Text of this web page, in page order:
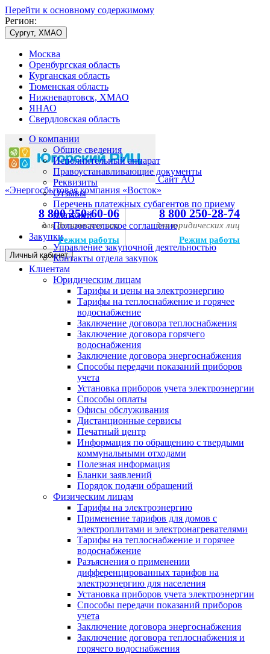
Перейти к основному содержимому
Регион:
Сургут, ХМАО
Москва
Оренбургская область
Курганская область
Тюменская область
Нижневартовск, ХМАО
ЯНАО
Свердловская область
Сайт АО
«Энергосбытовая компания «Восток»
8 800 250-60-06
для физических лиц
Режим работы
8 800 250-28-74
для юридических лиц
Режим работы
Личный кабинет
О компании
Общие сведения
Исполнительный аппарат
Правоустанавливающие документы
Реквизиты
Отзывы
Перечень платежных субагентов по приему
платежей
Пользовательское соглашение
Закупки
Управление закупочной деятельностью
Контакты отдела закупок
Клиентам
Юридическим лицам
Тарифы и цены на электроэнергию
Тарифы на теплоснабжение и горячее
водоснабжение
Заключение договора теплоснабжения
Заключение договора горячего
водоснабжения
Заключение договора энергоснабжения
Способы передачи показаний приборов
учета
Установка приборов учета электроэнергии
Способы оплаты
Офисы обслуживания
Дистанционные сервисы
Печатный центр
Информация по обращению с твердыми
коммунальными отходами
Полезная информация
Бланки заявлений
Порядок подачи обращений
Физическим лицам
Тарифы на электроэнергию
Применение тарифов для домов с
электроплитами и электронагревателями
Тарифы на теплоснабжение и горячее
водоснабжение
Разъяснения о применении
дифференцированных тарифов на
электроэнергию для населения
Установка приборов учета электроэнергии
Способы передачи показаний приборов
учета
Заключение договора энергоснабжения
Заключение договора теплоснабжения и
горячего водоснабжения